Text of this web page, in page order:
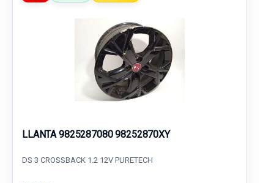
LLANTA 9825287080 98252870XY
DS 3 CROSSBACK 1.2 12V PURETECH